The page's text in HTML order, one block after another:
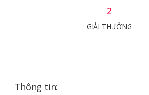
2
GIẢI THƯỞNG
Thông tin: